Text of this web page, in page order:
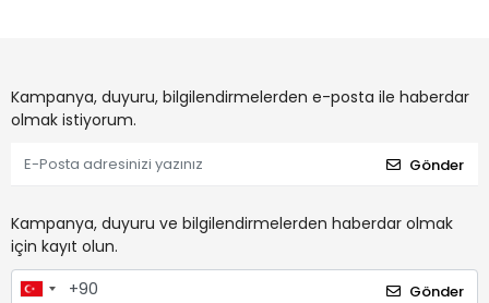
Kampanya, duyuru, bilgilendirmelerden e-posta ile haberdar
olmak istiyorum.
Gönder
Kampanya, duyuru ve bilgilendirmelerden haberdar olmak
için kayıt olun.
Gönder